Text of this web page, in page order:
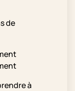
de
à